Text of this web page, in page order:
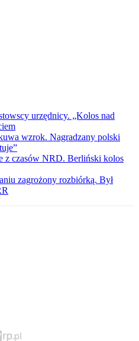
urzędnicy. „Kolos nad
wzrok. Nagradzany polski
z czasów NRD. Berliński kolos
zagrożony rozbiórką. Był